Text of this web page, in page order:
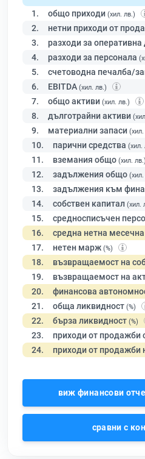
1. общо приходи (хил. лв.)
2. нетни приходи от
3. разходи за оперативна
4. разходи за персонала
5. счетоводна печалба/
6. EBITDA (хил. лв.)
7. общо активи (хил. лв.)
8. дълготрайни активи
9. материални запаси
10. парични средства (хил.
11. вземания общо (хил. лв.)
12. задължения общо
13. задължения към
14. собствен капитал (хил.
15. средносписъчен
16. средна нетна
17. нетен марж (%)
18. възвращаемост на
19. възвращаемост на
20. финансова
21. обща ликвидност (%)
22. бърза ликвидност (%)
23. приходи от продажби
24. приходи от продажби
виж финансови
сравни с